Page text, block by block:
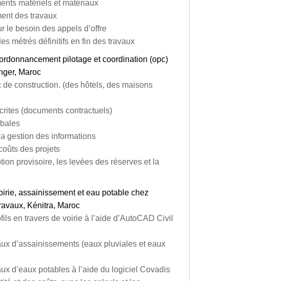
matériels et matériaux
des travaux
le besoin des appels d’offre
métrés définitifs en fin des travaux
pilotage et coordination (opc)
Maroc
construction. (des hôtels, des maisons
(documents contractuels)
gestion des informations
des projets
provisoire, les levées des réserves et la
assainissement et eau potable chez
Kénitra, Maroc
en travers de voirie à l’aide d’AutoCAD Civil
d’assainissements (eaux pluviales et eaux
d’eaux potables à l’aide du logiciel Covadis